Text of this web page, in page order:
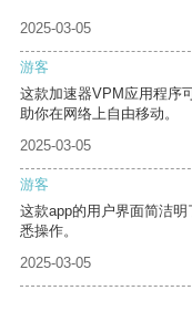
2025-03-05
游客
这款加速器VPM应用程序
助你在网络上自由移动。
2025-03-05
游客
这款app的用户界面简洁
悉操作。
2025-03-05